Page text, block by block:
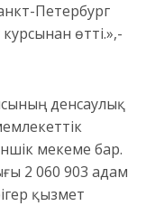
Петербург
өтті.»,-
денсаулық
мекеме бар.
2 060 903 адам
қызмет